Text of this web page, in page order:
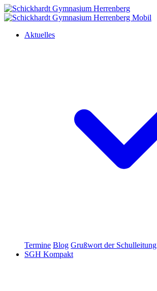
Aktuelles
Termine Blog Grußwort der Schulleitung
SGH Kompakt